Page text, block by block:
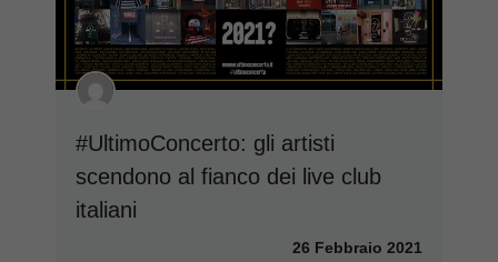
#UltimoConcerto: gli artisti
scendono al fianco dei live club
italiani
26 Febbraio 2021